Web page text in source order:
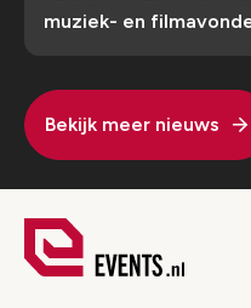
muziek- en
Bekijk meer nieuws